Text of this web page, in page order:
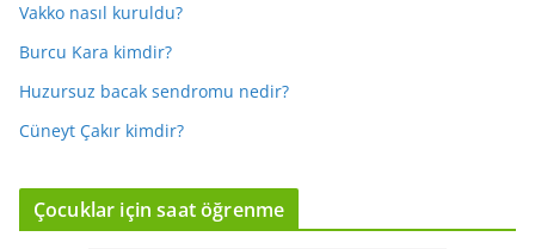
Vakko nasıl kuruldu?
Burcu Kara kimdir?
Huzursuz bacak sendromu nedir?
Cüneyt Çakır kimdir?
Çocuklar için saat öğrenme